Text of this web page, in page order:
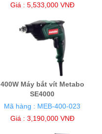
Giá : 5,533,000 VNĐ
400W Máy bắt vít Metabo
SE4000
Mã hàng : MEB-400-023
Giá : 3,190,000 VNĐ